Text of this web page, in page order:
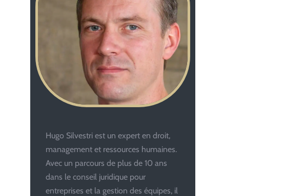
Hugo Silvestri est un expert en droit,
management et ressources humaines.
Avec un parcours de plus de 10 ans
dans le conseil juridique pour
entreprises et la gestion des équipes, il